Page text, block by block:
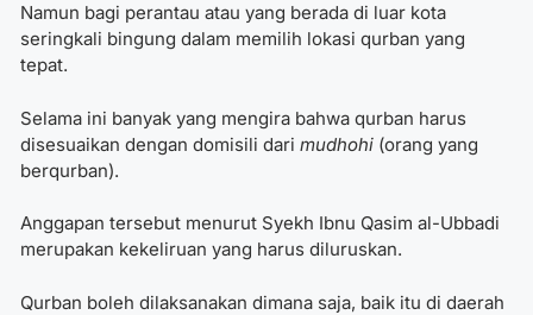
Namun bagi perantau atau yang berada di luar kota
seringkali bingung dalam memilih lokasi qurban yang
tepat.
Selama ini banyak yang mengira bahwa qurban harus
disesuaikan dengan domisili dari mudhohi (orang yang
berqurban).
Anggapan tersebut menurut Syekh Ibnu Qasim al-Ubbadi
merupakan kekeliruan yang harus diluruskan.
Qurban boleh dilaksanakan dimana saja, baik itu di daerah